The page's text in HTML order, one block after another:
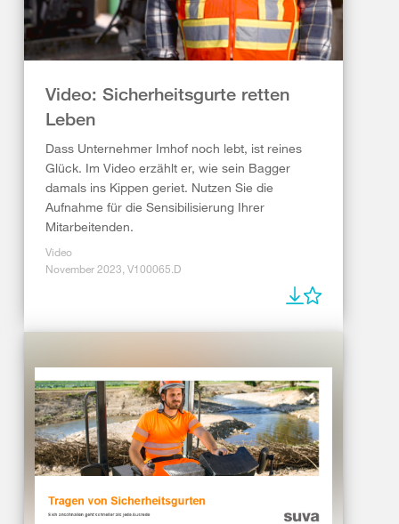
Video: Sicherheitsgurte retten
Leben
Dass Unternehmer Imhof noch lebt, ist reines
Glück. Im Video erzählt er, wie sein Bagger
damals ins Kippen geriet. Nutzen Sie die
Aufnahme für die Sensibilisierung Ihrer
Mitarbeitenden.
Video
November 2023, V100065.D